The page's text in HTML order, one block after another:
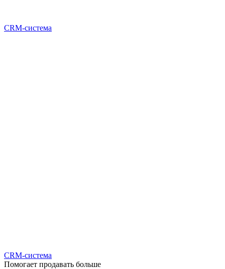
CRM-система
CRM-система
Помогает продавать больше